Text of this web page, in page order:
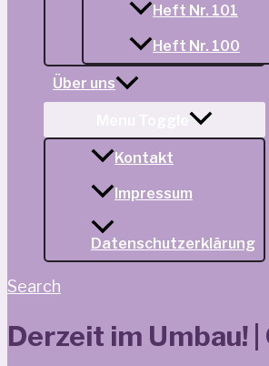
Heft Nr. 101
Heft Nr. 100
Über uns
Kontakt
Impressum
Datenschutzerklärung
Search
Derzeit im Umbau!